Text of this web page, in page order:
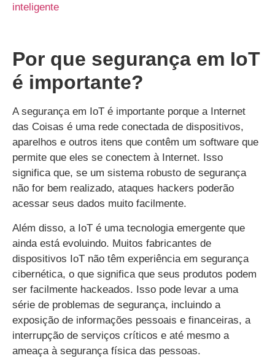
inteligente
Por que segurança em IoT
é importante?
A segurança em IoT é importante porque a Internet
das Coisas é uma rede conectada de dispositivos,
aparelhos e outros itens que contêm um software que
permite que eles se conectem à Internet. Isso
significa que, se um sistema robusto de segurança
não for bem realizado, ataques hackers poderão
acessar seus dados muito facilmente.
Além disso, a IoT é uma tecnologia emergente que
ainda está evoluindo. Muitos fabricantes de
dispositivos IoT não têm experiência em segurança
cibernética, o que significa que seus produtos podem
ser facilmente hackeados. Isso pode levar a uma
série de problemas de segurança, incluindo a
exposição de informações pessoais e financeiras, a
interrupção de serviços críticos e até mesmo a
ameaça à segurança física das pessoas.